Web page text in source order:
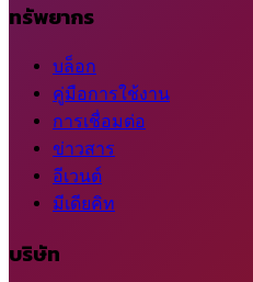
ทรัพยากร
บล็อก
คู่มือการใช้งาน
การเชื่อมต่อ
ข่าวสาร
อีเวนต์
มีเดียคิท
บริษัท